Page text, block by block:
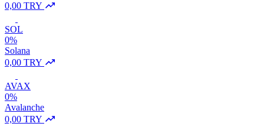
0,00 TRY
SOL
0%
Solana
0,00 TRY
AVAX
0%
Avalanche
0,00 TRY